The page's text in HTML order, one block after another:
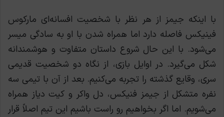
با اینکه جیمز از هر نظر با شخصیت افسانه‌ای مارکوس
فینیکس فاصله دارد اما همراه شدن با او به سادگی میسر
می‌شود. با این حال شروع داستان متفاوت و هوشمندانه
شکل می‌گیرد. در اوایل بازی، از نگاه دو شخصیت قدیمی
سری، وقایع گذشته را تجربه می‌کنیم. بعد از آن با تیمی سه
نفره متشکل از جیمز فنیکس، دل واکر و کیت دیاز همراه
می‌شویم. اما اگر بخواهیم رو راست باشیم این تیم اصلاً قرار